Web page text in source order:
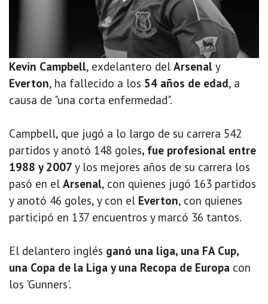
Kevin Campbell, exdelantero del Arsenal y
Everton, ha fallecido a los 54 años de edad, a
causa de "una corta enfermedad".
Campbell, que jugó a lo largo de su carrera 542
partidos y anotó 148 goles, fue profesional entre
1988 y 2007 y los mejores años de su carrera los
pasó en el Arsenal, con quienes jugó 163 partidos
y anotó 46 goles, y con el Everton, con quienes
participó en 137 encuentros y marcó 36 tantos.
El delantero inglés ganó una liga, una FA Cup,
una Copa de la Liga y una Recopa de Europa con
los 'Gunners'.